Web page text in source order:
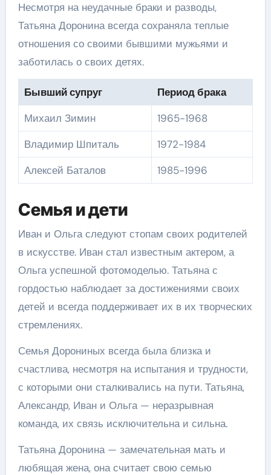
Несмотря на неудачные браки и разводы,
Татьяна Доронина всегда сохраняла теплые
отношения со своими бывшими мужьями и
заботилась о своих детях.
Бывший супруг
Период брака
Михаил Зимин
1965-1968
Владимир Шпиталь
1972-1984
Алексей Баталов
1985-1996
Семья и дети
Иван и Ольга следуют стопам своих родителей
в искусстве. Иван стал известным актером, а
Ольга успешной фотомоделью. Татьяна с
гордостью наблюдает за достижениями своих
детей и всегда поддерживает их в их творческих
стремлениях.
Семья Дорониных всегда была близка и
счастлива, несмотря на испытания и трудности,
с которыми они сталкивались на пути. Татьяна,
Александр, Иван и Ольга — неразрывная
команда, их связь исключительна и сильна.
Татьяна Доронина — замечательная мать и
любящая жена, она считает свою семью